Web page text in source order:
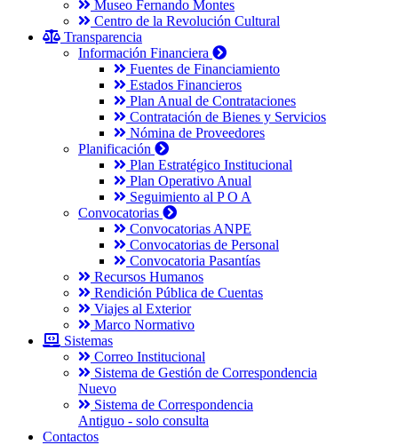
Museo Fernando Montes
Centro de la Revolución Cultural
Transparencia
Información Financiera
Fuentes de Financiamiento
Estados Financieros
Plan Anual de Contrataciones
Contratación de Bienes y Servicios
Nómina de Proveedores
Planificación
Plan Estratégico Institucional
Plan Operativo Anual
Seguimiento al P O A
Convocatorias
Convocatorias ANPE
Convocatorias de Personal
Convocatoria Pasantías
Recursos Humanos
Rendición Pública de Cuentas
Viajes al Exterior
Marco Normativo
Sistemas
Correo Institucional
Sistema de Gestión de Correspondencia
Nuevo
Sistema de Correspondencia
Antiguo - solo consulta
Contactos